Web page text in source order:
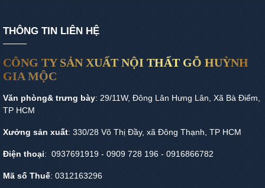
THÔNG TIN LIÊN HỆ
CÔNG TY SẢN XUẤT NỘI THẤT GỖ HUỲNH
GIA MỘC
Văn phòng& trưng bày: 29/11W, Đông Lân Hưng Lân, Xã Bà Điểm,
TP HCM
Xưởng sản xuất: 330/28 Võ Thị Đầy, xã Đông Thạnh, TP HCM
Điện thoại: 0937691919 - 0909 728 196 - 0916866782
Mã số Thuế: 0312163296